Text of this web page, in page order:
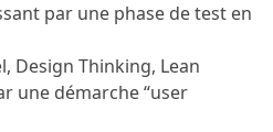
par une phase de test en
Design Thinking, Lean
une démarche “user